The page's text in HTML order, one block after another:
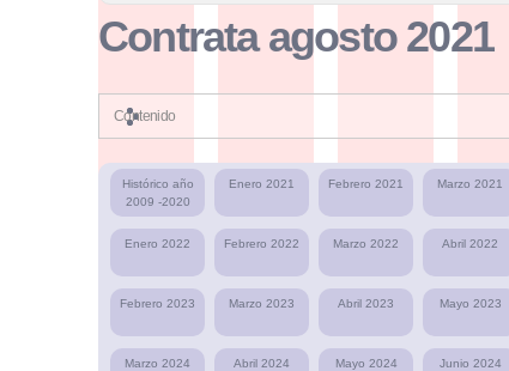
Contrata agosto 2021
Contenido
Histórico año
2009 -2020
Enero 2021 Febrero 2021 Marzo 2021
Enero 2022 Febrero 2022 Marzo 2022 Abril 2022
Febrero 2023 Marzo 2023 Abril 2023 Mayo 2023
Marzo 2024 Abril 2024 Mayo 2024 Junio 2024